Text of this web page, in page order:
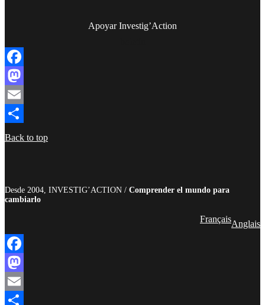
Apoyar Investig’Action
Facebook
Mastodon
Email
Compartir
Back to top
Desde 2004, INVESTIG’ACTION / Comprender el mundo para
cambiarlo
FrançaisAnglais
Facebook
Mastodon
Email